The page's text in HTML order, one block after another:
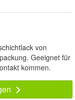
von
Geeignet für
kommen.